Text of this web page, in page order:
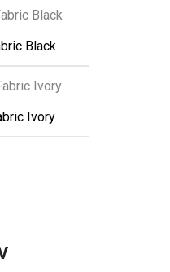
Black
Ivory